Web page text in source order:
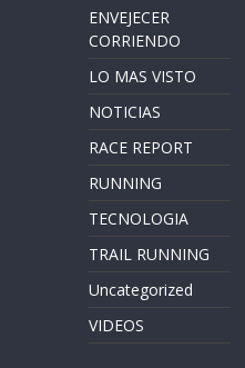
ENVEJECER
CORRIENDO
LO MAS VISTO
NOTICIAS
RACE REPORT
RUNNING
TECNOLOGIA
TRAIL RUNNING
Uncategorized
VIDEOS